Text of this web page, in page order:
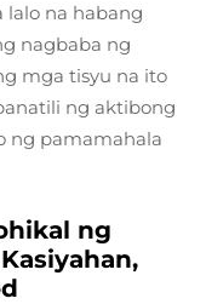
na habang
nagbaba ng
mga tisyu na ito
ng aktibong
ng pamamahala
ng